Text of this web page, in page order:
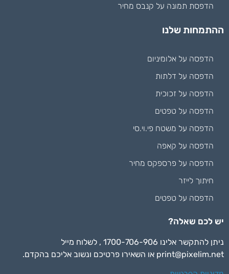
הדפסת תמונה על קנבס מחיר
ההתמחות שלנו
הדפסה על אלומיניום
הדפסה על דלתות
הדפסה על זכוכית
הדפסה על טפטים
הדפסה על משטח פי.וי.סי
הדפסה על קאפה
הדפסה על פרספקס מחיר
חיתוך לייזר
הדפסה על טפטים
יש לכם שאלה?
ניתן להתקשר אלינו 1700-706-906 , לשלוח מייל
print@pixelim.net או השאירו פרטיכם ונשוב אליכם בהקדם.